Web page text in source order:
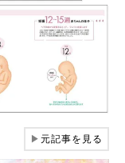
▶元記事を見る